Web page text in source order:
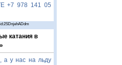
+7 978 141 05
катания в
а у нас на льду